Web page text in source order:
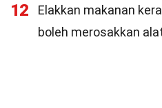
12
Elakkan makanan
boleh merosakkan